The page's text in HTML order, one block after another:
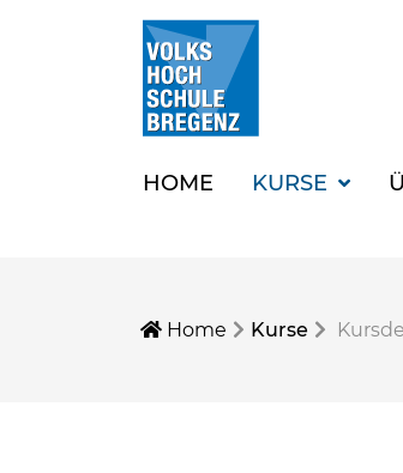
HOME KURSE
Home Kurse